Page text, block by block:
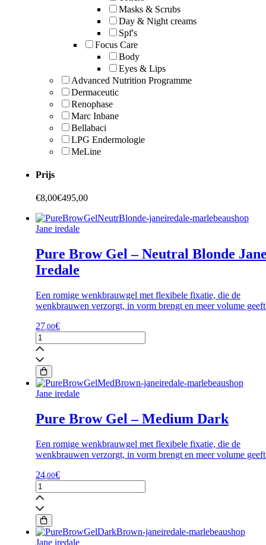
Masks & Scrubs
Day & Night creams
Spf's
Focus Care
Body
Eyes & Lips
Advanced Nutrition Programme
Dermaceutic
Renophase
Marc Inbane
Bellabaci
LPG Endermologie
MeLine
Prijs
€8,00€495,00
Jane iredale
Pure Brow Gel – Neutral Blonde
Iredale
Een romige wenkbrauwgel met flexibele fixatie, die de
wenkbrauwen verzorgt, in vorm brengt en meer volume
27,00€
Pure
Brow
Gel
-
Neutral
Blonde
Jane
aantal
Jane iredale
Pure Brow Gel – Medium Dark
Een romige wenkbrauwgel met flexibele fixatie, die de
wenkbrauwen verzorgt, in vorm brengt en meer volume
24,00€
Pure
Brow
Gel
-
Medium
Dark
Jane iredale